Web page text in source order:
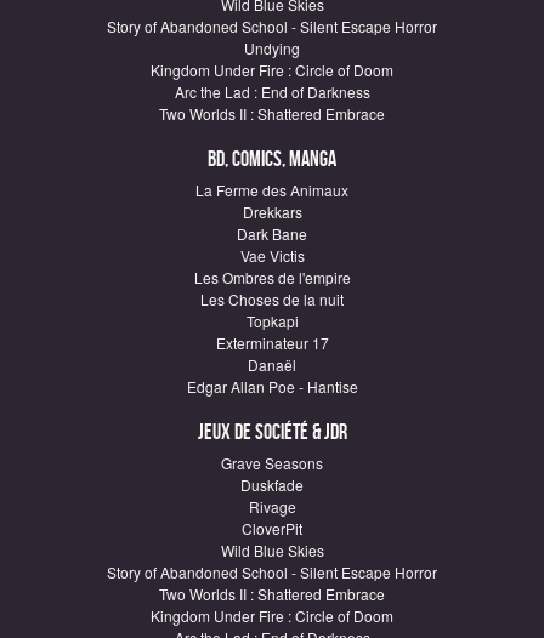
Wild Blue Skies
Story of Abandoned School - Silent Escape Horror
Undying
Kingdom Under Fire : Circle of Doom
Arc the Lad : End of Darkness
Two Worlds II : Shattered Embrace
BD, Comics, Manga
La Ferme des Animaux
Drekkars
Dark Bane
Vae Victis
Les Ombres de l'empire
Les Choses de la nuit
Topkapi
Exterminateur 17
Danaël
Edgar Allan Poe - Hantise
Jeux de société & JDR
Grave Seasons
Duskfade
Rivage
CloverPit
Wild Blue Skies
Story of Abandoned School - Silent Escape Horror
Two Worlds II : Shattered Embrace
Kingdom Under Fire : Circle of Doom